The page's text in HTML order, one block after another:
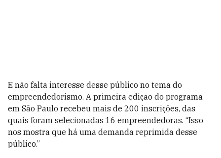
E não falta interesse desse público no tema do
empreendedorismo. A primeira edição do programa
em São Paulo recebeu mais de 200 inscrições, das
quais foram selecionadas 16 empreendedoras. “Isso
nos mostra que há uma demanda reprimida desse
público.”